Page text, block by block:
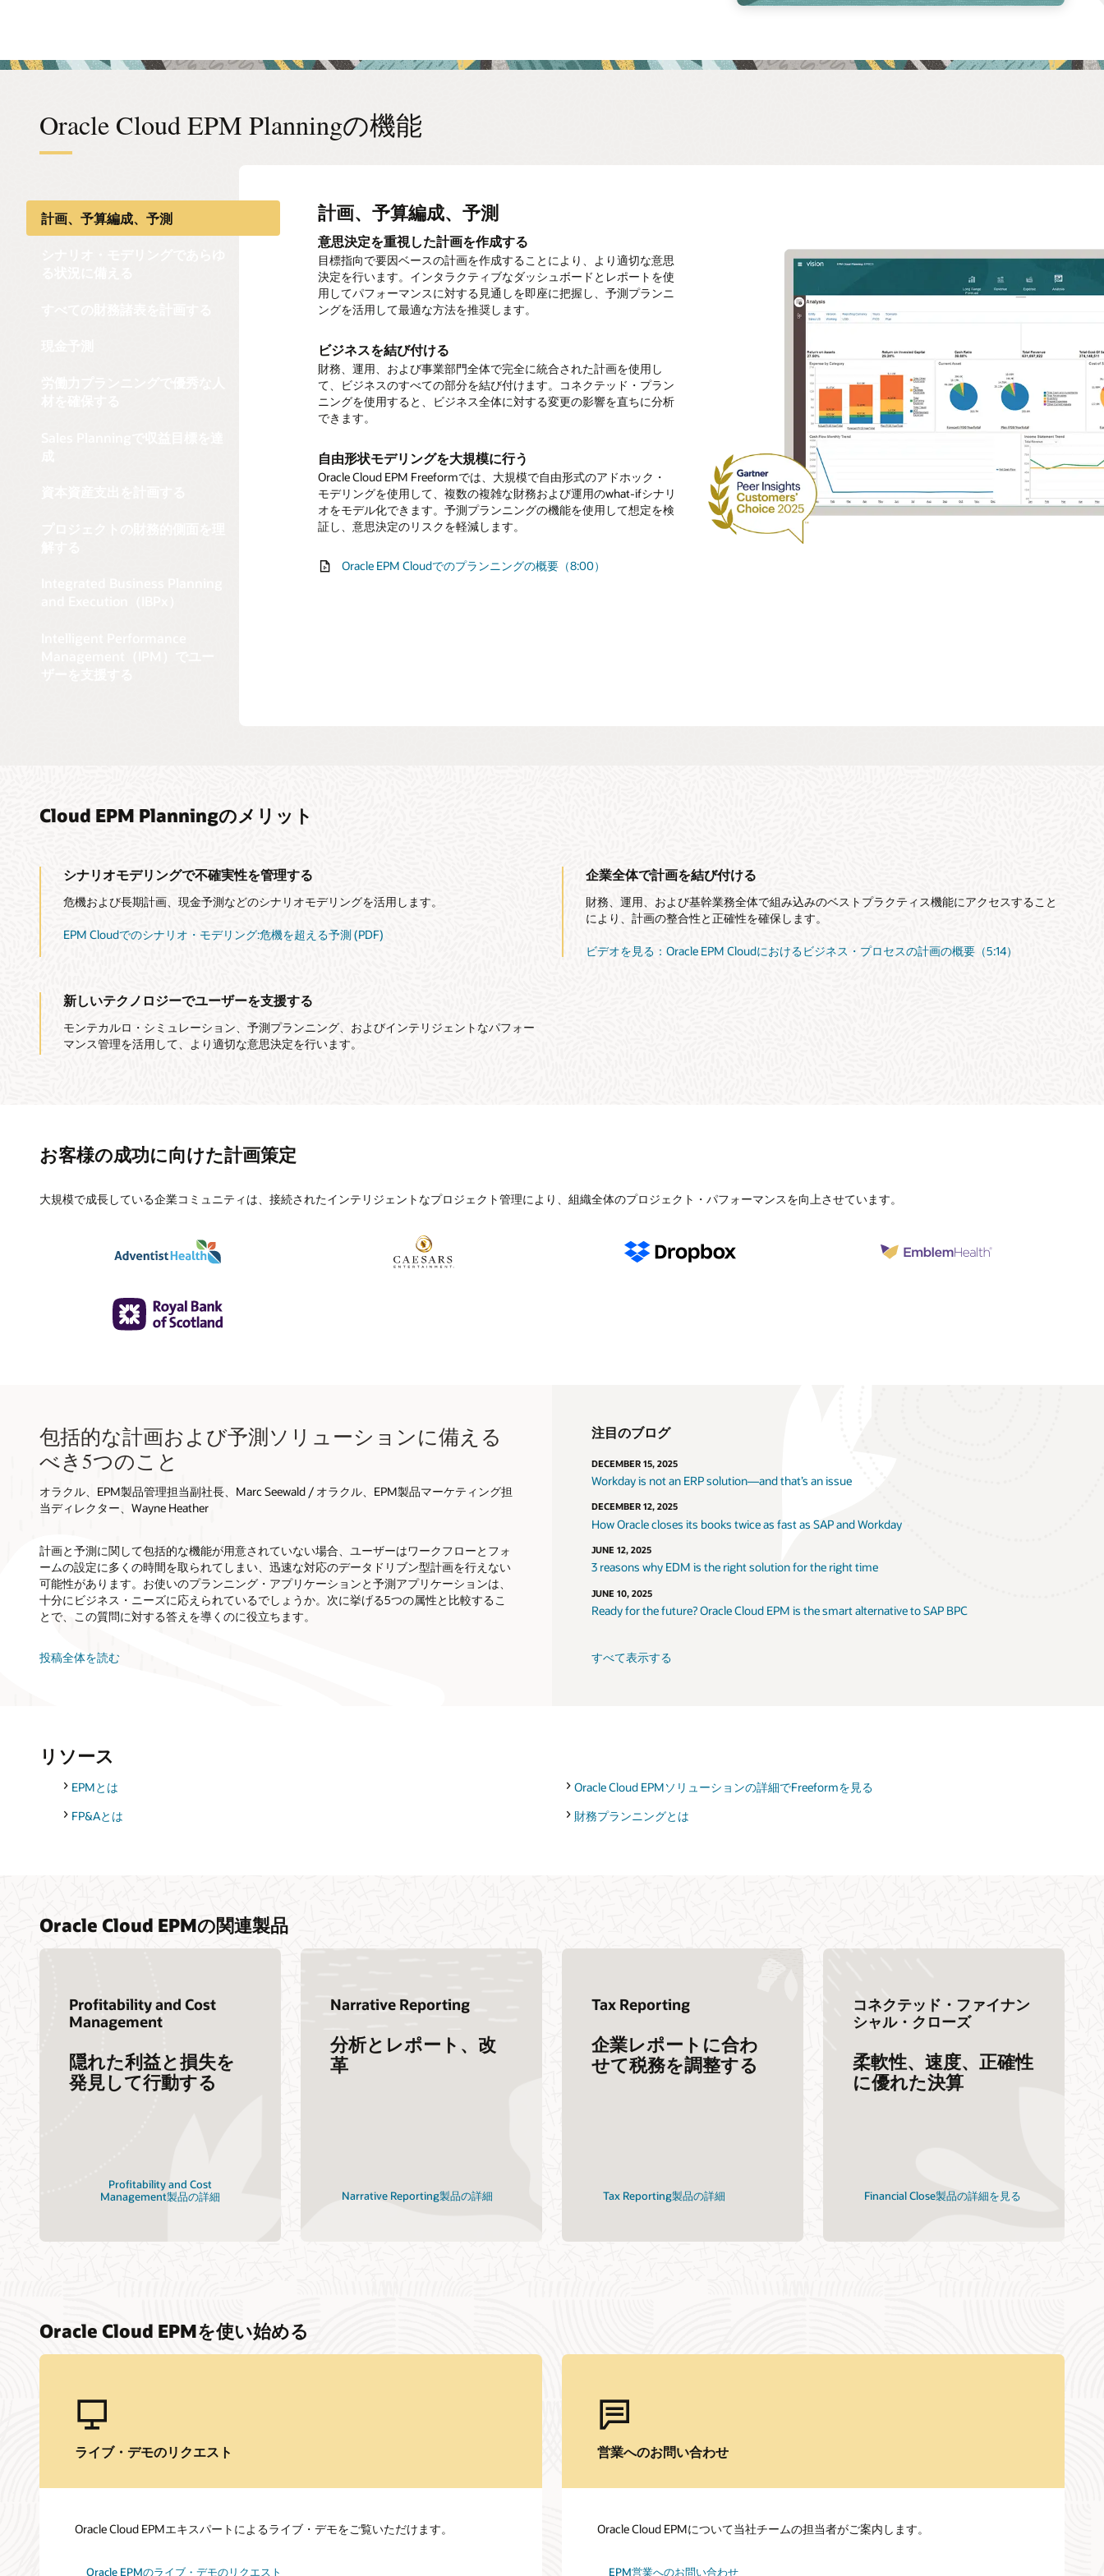
Oracle Cloud EPM Planningの機能
計画、予算編成、予測 計画、予算編成、予測
意思決定を重視した計画を作成する
目標指向で要因ベースの計画を作成することにより、より適切な意思
決定を行います。インタラクティブなダッシュボードとレポートを使
用してパフォーマンスに対する見通しを即座に把握し、予測プランニ
ングを活用して最適な方法を推奨します。
ビジネスを結び付ける
財務、運用、および事業部門全体で完全に統合された計画を使用し
て、ビジネスのすべての部分を結び付けます。コネクテッド・プラン
ニングを使用すると、ビジネス全体に対する変更の影響を直ちに分析
できます。
自由形状モデリングを大規模に行う
Oracle Cloud EPM Freeformでは、大規模で自由形式のアドホック・
モデリングを使用して、複数の複雑な財務および運用のwhat-ifシナリ
オをモデル化できます。予測プランニングの機能を使用して想定を検
証し、意思決定のリスクを軽減します。
Oracle EPM Cloudでのプランニングの概要（8:00）
シナリオ・モデリングであらゆる状況に備
える
洗練された財務インテリジェンスを適用する
財務インテリジェンスなどの強力な組み込み機能を活用して、複数の
シナリオを迅速にモデル化し、変化に迅速に対処します。
モンテカルロ・シミュレーションを使用して、さまざまなシナリオの
可能性を判断し、自身を持って決定できるようにします。
計画に合わせて戦略を調整する
資本構造を最適化する
さまざまな資金調達オプションをモデル化し、戦略が信用格付けと資
本構造に与える影響を理解します。
シナリオ計画で道筋を確認
すべての財務諸表を計画する
収益計画を最適化する
ビジネスに関連する特定の要因のディメンションを追加することによ
り、収益、売上、総マージンを正確に計画します。
すべての支出を計画する
の支出を計画します。事前に構築された統合により、人材および資本
計画に伴う支出を含めます。
バランス・シートを分析する
バランス・シートを損益計算書およびキャッシュ・フローと完全に統
て構成します。
キャッシュ・フローをモデル化する
短期、中期、および長期の完全に統合されたキャッシュ・フロー計画
を使用して、業務から得られる収入をモデル化します。
Financialsの概要（3:58）
現金予測
資金管理の自動化
現金、売掛金、買掛金、給与、税金、外部銀行データなど、関連する
すべてのデータストリームの収集を自動化します。資金ポジションに
関する包括的で信頼できるビューを1か所で得ることができます。
予測アルゴリズムを活用して日次または週次キャッシュ予測を自動生
成し、キャッシュ予測のスピードと精度を向上させることで、キャッ
シュフローを最適化します。自動化の促進とより頻繁な現金予測の更
新により、問題や好機を早期に発見できます。
予測的資金予測で迅速に対応しましょう。資金予測とシナリオ・プラ
ンニングを使用して次のステップを決定し、業務上および戦略上の是
正措置をより迅速に講じることで、全社的な利害関係者の連携を図る
ことができます。
Oracle Cloud ERP資金管理の詳細
労働力プランニングで優秀な人材を確保す
る
報酬に関する支出の計画
すぐに使用できる要因ベースのプランニングを使用して、従業員ご
と、ジョブ・コードごと、またはビジネスにとって意味のある詳細レ
ベルで報酬関連の支出を計画します。
財務とHRを一致させる
戦略的目標を達成するために必要な人材を確保します。事前構築され
たOracle Cloud Human Capital Management（HCM）への統合、およ
び他のサードパーティのクラウドHCMソリューションとの統合によ
り、HRとの協力体制を強化します。
使いやすいウィザードベースのプランニングを活用する
使いやすいプランニング・ウィザードを使用して、手当、税金費用な
どの複雑な従業員支出計算を管理します。
人材確保の概要（3:50）
Oracle Cloud EPM Strategic Workforce Planningの詳細（PDF）
Sales Planningで収益目標を達成
成功のための最適な割当
AIによる強力な予測計画の機能、柔軟なモデリングおよび分析を利用
して、市場や営業の担当領域のカバレッジを最適化し、データドリブ
ンな目標計画を実現します。
データドリブンな営業およびプロモーション計画ツールで、正確なキ
ー・アカウント計画を作成し、適切なプロモーション戦略を策定し、
コラボレーションを促進し、what-ifシナリオを実行します。
高度な販売予測
トメントを組み合わせ、セールス・パイプラインと財務実績のデータ
を使用して、可能な限り正確な予測を週次、月次、またはローリング
形式で提供します。
Ventana Revenue Performance Managementレポートを読む
Oracle Cloud EPM Sales Planningの詳細（PDF）
資本資産支出を計画する
設備投資のライフサイクル全体を追跡する
投資資産とリース資産のキャッシュ・フローおよび資金調達計画を作
成します。また、新しい資本資産を計画し、資産の存続期間中の減価
償却と一括償却については、あらかじめ用意された計算を利用しま
す。
資産関連の支出を計画する
修理や保険など、資産関連の支出を簡単にモデル化できます。除却、
譲渡、改修などのプロセスを自動化します。
無形資産の計画
の無形資産の計画を作成します。
資本的支出を確認する
資産の概要レポート、実際の差異と計画の差異など、資本的支出の全
体的な分析を行います。資産クラスおよびビジネス・ユニットごとの
影響を確認してください。
プロジェクトの財務的側面を理解する
すべてのプロジェクト・タイプをモデル化する
あらかじめ用意された要因を使用して、短期プロジェクトと長期プロ
ジェクトの両方に関連するコストを計画します。このようなものとし
て、IT、研究開発、マーケティング・キャンペーンなどの内部プロジ
ェクトのほか、契約ベースのプロジェクトや、建設、エンジニアリン
プロジェクトが挙げられます。
詳細なプロジェクトのコストと収益を計画する
プロジェクトの財務的な影響を把握します。個々の従業員と資産関連
のコスト、および予期される収益の計画に役立つ要因を使用します。
プロジェクトのパフォーマンスを追跡する
事前に作成された指標を使用して、プロジェクトの収益、支出、およ
びキャッシュ・フローを追跡します。正味現在価値、投資回収、投資
収益率などのパフォーマンス指標を活用します。
Integrated Business Planning and
Execution（IBPx）
計画、実行、財務、および運用を接続
計画を実行に移してアクティビティを監視し、IoT、AI、および規範
分析を使用して想定外のイベントを検出します。代替の対応策をシミ
ュレートおよび評価して、ビジネス目標を維持または改善します。
決定までの時間を短縮
計画と実行のリアルタイムな詳細情報を活用して、望ましくない傾向
に迅速、効果的に対処します。
プロセス全体にわたる統合ビュー
により、短期および長期の戦略的計画を改善します。
ソリューションの詳細を見る
IPMでデータ主導型の財務を実現
IPMは、データ・サイエンスと機械学習を適用して、財務のプロフェ
ッショナルがデータ・ドリブンな考え方にシフトできるようにしま
す。それにより、ビジネスの主要な領域にインパクトを与え、潜在的
な機会を利用できるようにします。
財務データと運用データのパターンを特定して活用し、精度を向上さ
せます。最新の実績に基づく予測を実行し、それらを計画に織り込ん
で、よりタイムリーで客観的な判断を下します。
インサイトによってデータ分析をスピードアップし、アクシ
組み込みのAIとMLを使用して、計画、予測、および差異を継続的に
モニターし、異常、バイアス、および隠れた相関についてアラートを
受け取ります。適切なタイミングで適切な措置を講じられるように、
適切なインサイトが迅速に提供されます。
インサイトの概要を見る (1:05)
Cloud EPM Planningのメリット
シナリオモデリングで不確実性を管理する
危機および長期計画、現金予測などのシナリオモデリングを活用します。
EPM Cloudでのシナリオ・モデリング:危機を超える予測 (PDF)
企業全体で計画を結び付ける
財務、運用、および基幹業務全体で組み込みのベストプラクティス機能にアクセスすること
により、計画の整合性と正確性を確保します。
ビデオを見る：Oracle EPM Cloudにおけるビジネス・プロセスの計画の概要（5:14）
新しいテクノロジーでユーザーを支援する
モンテカルロ・シミュレーション、予測プランニング、およびインテリジェントなパフォー
マンス管理を活用して、より適切な意思決定を行います。
お客様の成功に向けた計画策定
大規模で成長している企業コミュニティは、接続されたインテリジェントなプロジェクト管理により、組織全体のプロジェクト・パフォーマンスを向上させています。
包括的な計画および予測ソリューションに備える
べき5つのこと
オラクル、EPM製品管理担当副社長、Marc Seewald / オラクル、EPM製品マーケティング担
当ディレクター、Wayne Heather
計画と予測に関して包括的な機能が用意されていない場合、ユーザーはワークフローとフォ
ームの設定に多くの時間を取られてしまい、迅速な対応のデータドリブン型計画を行えない
可能性があります。お使いのプランニング・アプリケーションと予測アプリケーションは、
十分にビジネス・ニーズに応えられているでしょうか。次に挙げる5つの属性と比較するこ
とで、この質問に対する答えを導くのに役立ちます。
投稿全体を読む
注目のブログ
DECEMBER 15, 2025
Workday is not an ERP solution—and that’s an issue
DECEMBER 12, 2025
How Oracle closes its books twice as fast as SAP and Workday
JUNE 12, 2025
3 reasons why EDM is the right solution for the right time
JUNE 10, 2025
Ready for the future? Oracle Cloud EPM is the smart alternative to SAP BPC
すべて表示する
リソース
EPMとは
FP&Aとは
Oracle Cloud EPMソリューションの詳細でFreeformを見る
財務プランニングとは
Oracle Cloud EPMの関連製品
Profitability and Cost
Management
隠れた利益と損失を
発見して行動する
Profitability and Cost
Management製品の詳細
Narrative Reporting
分析とレポート、改
革
Narrative Reporting製品の詳細
Tax Reporting
企業レポートに合わ
せて税務を調整する
Tax Reporting製品の詳細
コネクテッド・ファイナン
シャル・クローズ
柔軟性、速度、正確性
に優れた決算
Financial Close製品の詳細を見る
Oracle Cloud EPMを使い始める
ライブ・デモのリクエスト
Oracle Cloud EPMエキスパートによるライブ・デモをご覧いただけます。
Oracle EPMのライブ・デモのリクエスト
営業へのお問い合わせ
Oracle Cloud EPMについて当社チームの担当者がご案内します。
EPM営業へのお問い合わせ